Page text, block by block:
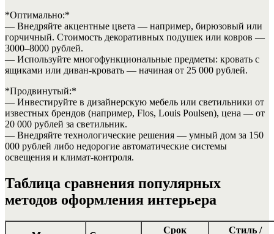
*Оптимально:*
— Внедряйте акцентные цвета — например, бирюзовый или
горчичный. Стоимость декоративных подушек или ковров —
3000–8000 рублей.
— Используйте многофункциональные предметы: кровать с
ящиками или диван-кровать — начиная от 25 000 рублей.
*Продвинутый:*
— Инвестируйте в дизайнерскую мебель или светильники от
известных брендов (например, Flos, Louis Poulsen), цена — от
20 000 рублей за светильник.
— Внедряйте технологические решения — умный дом за 150
000 рублей либо недорогие автоматические системы
освещения и климат-контроля.
Таблица сравнения популярных
методов оформления интерьера
Срок
Стиль /